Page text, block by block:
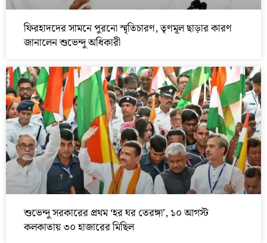
ফিরহাদদের সামনে পুরনো স্মৃতিচারণ, তৃণমূল ছাড়ার কারণ
জানালেন শুভেন্দু অধিকারী
শুভেন্দু সরকারের প্রথম ‘হর ঘর তেরঙ্গা’, ১০ আগস্ট
কলকাতায় ৩০ হাজারের মিছিল